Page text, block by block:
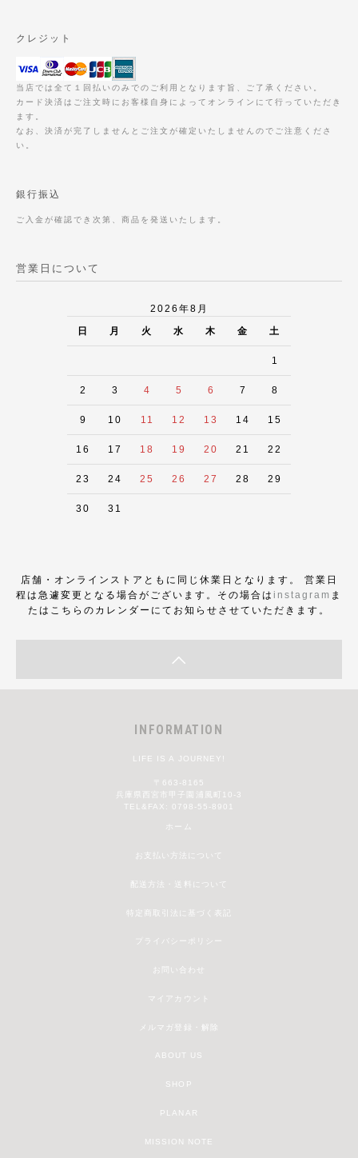
クレジット
当店では全て１回払いのみでのご利用となります旨、ご了承ください。
カード決済はご注文時にお客様自身によってオンラインにて行っていただき
ます。
なお、決済が完了しませんとご注文が確定いたしませんのでご注意くださ
い。
銀行振込
ご入金が確認でき次第、商品を発送いたします。
営業日について
2026年8月
日 月 火 水 木 金 土
1
2 3 4 5 6 7 8
9 10 11 12 13 14 15
16 17 18 19 20 21 22
23 24 25 26 27 28 29
30 31
店舗・オンラインストアともに同じ休業日となります。 営業日
程は急遽変更となる場合がございます。その場合は instagram ま
たはこちらのカレンダーにてお知らせさせていただきます。
INFORMATION
LIFE IS A JOURNEY!
〒663-8165
兵庫県西宮市甲子園浦風町10-3
TEL&FAX: 0798-55-8901
ホーム
お支払い方法について
配送方法・送料について
特定商取引法に基づく表記
プライバシーポリシー
お問い合わせ
マイアカウント
メルマガ登録・解除
ABOUT US
SHOP
PLANAR
MISSION NOTE